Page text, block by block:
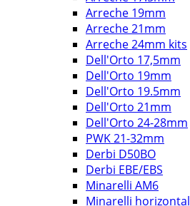
Arreche 19mm
Arreche 21mm
Arreche 24mm kits
Dell'Orto 17,5mm
Dell'Orto 19mm
Dell'Orto 19.5mm
Dell'Orto 21mm
Dell'Orto 24-28mm
PWK 21-32mm
Derbi D50BO
Derbi EBE/EBS
Minarelli AM6
Minarelli horizontal